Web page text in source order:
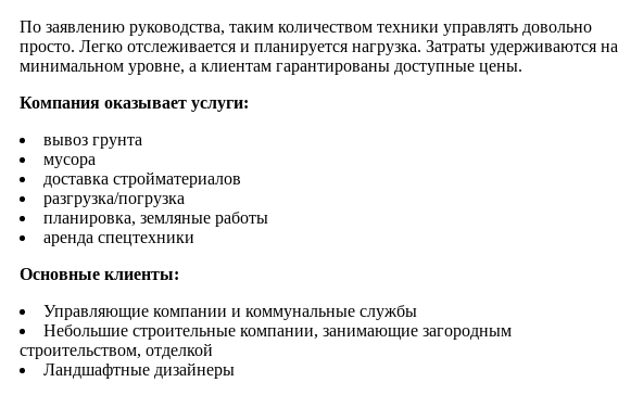
По заявлению руководства, таким количеством техники управлять довольно
просто. Легко отслеживается и планируется нагрузка. Затраты удерживаются на
минимальном уровне, а клиентам гарантированы доступные цены.
Компания оказывает услуги:
вывоз грунта
мусора
доставка стройматериалов
разгрузка/погрузка
планировка, земляные работы
аренда спецтехники
Основные клиенты:
Управляющие компании и коммунальные службы
Небольшие строительные компании, занимающие загородным
строительством, отделкой
Ландшафтные дизайнеры